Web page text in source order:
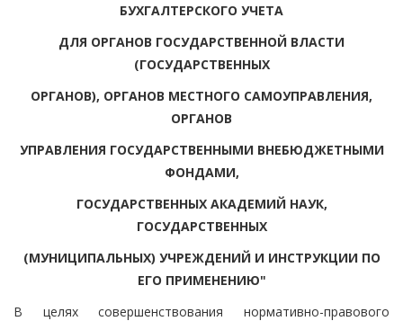
БУХГАЛТЕРСКОГО УЧЕТА
ДЛЯ ОРГАНОВ ГОСУДАРСТВЕННОЙ ВЛАСТИ
(ГОСУДАРСТВЕННЫХ
ОРГАНОВ), ОРГАНОВ МЕСТНОГО САМОУПРАВЛЕНИЯ,
ОРГАНОВ
УПРАВЛЕНИЯ ГОСУДАРСТВЕННЫМИ ВНЕБЮДЖЕТНЫМИ
ФОНДАМИ,
ГОСУДАРСТВЕННЫХ АКАДЕМИЙ НАУК,
ГОСУДАРСТВЕННЫХ
(МУНИЦИПАЛЬНЫХ) УЧРЕЖДЕНИЙ И ИНСТРУКЦИИ ПО
ЕГО ПРИМЕНЕНИЮ"
В целях совершенствования нормативно-правового